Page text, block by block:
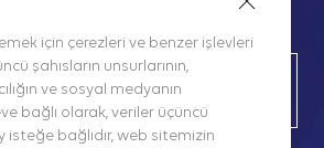
için çerezleri ve benzer işlevleri
şahısların unsurlarının,
ve sosyal medyanın
bağlı olarak, veriler üçüncü
isteğe bağlıdır, web sitemizin